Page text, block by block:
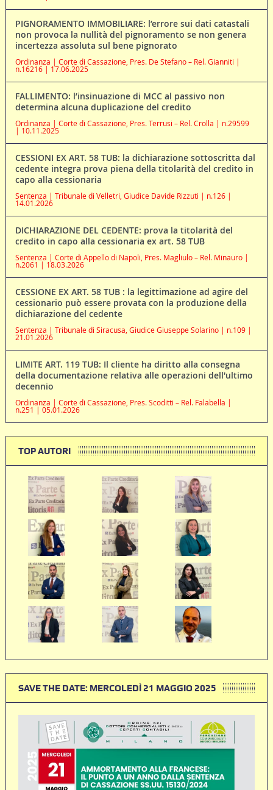
PIGNORAMENTO IMMOBILIARE: l’errore sui dati catastali
non provoca la nullità del pignoramento se non genera
incertezza assoluta sul bene pignorato
Ordinanza | Corte di Cassazione, Pres. De Stefano – Rel. Gianniti |
n.16216 | 17.06.2025
FALLIMENTO: l’insinuazione di MCC al passivo non
determina alcuna duplicazione del credito
Ordinanza | Corte di Cassazione, Pres. Terrusi – Rel. Crolla | n.29599
| 10.11.2025
CESSIONI EX ART. 58 TUB: la dichiarazione sottoscritta dal
cedente integra prova piena della titolarità del credito in
capo alla cessionaria
Sentenza | Tribunale di Velletri, Giudice Davide Rizzuti | n.126 |
14.01.2026
DICHIARAZIONE DEL CEDENTE: prova la titolarità del
credito in capo alla cessionaria ex art. 58 TUB
Sentenza | Corte di Appello di Napoli, Pres. Magliulo – Rel. Minauro |
n.2061 | 18.03.2026
CESSIONE EX ART. 58 TUB : la legittimazione ad agire del
cessionario può essere provata con la produzione della
dichiarazione del cedente
Sentenza | Tribunale di Siracusa, Giudice Giuseppe Solarino | n.109 |
21.01.2026
LIMITE ART. 119 TUB: Il cliente ha diritto alla consegna
della documentazione relativa alle operazioni dell'ultimo
decennio
Ordinanza | Corte di Cassazione, Pres. Scoditti – Rel. Falabella |
n.251 | 05.01.2026
TOP AUTORI
SAVE THE DATE: MERCOLEDÌ 21 MAGGIO 2025